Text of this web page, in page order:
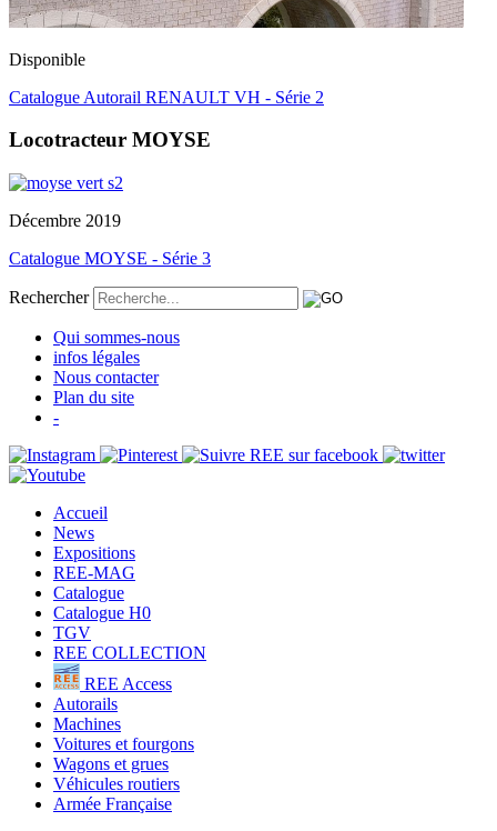
Disponible
Catalogue Autorail RENAULT VH - Série 2
Locotracteur MOYSE
Décembre 2019
Catalogue MOYSE - Série 3
Rechercher
Qui sommes-nous
infos légales
Nous contacter
Plan du site
-
Accueil
News
Expositions
REE-MAG
Catalogue
Catalogue H0
TGV
REE COLLECTION
REE Access
Autorails
Machines
Voitures et fourgons
Wagons et grues
Véhicules routiers
Armée Française